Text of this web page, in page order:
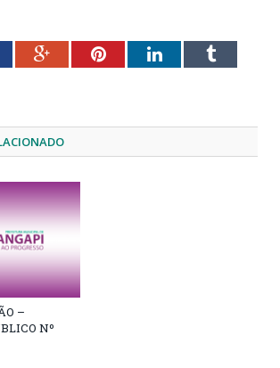
Google+PinterestLinkedInTumblr
–
Nº